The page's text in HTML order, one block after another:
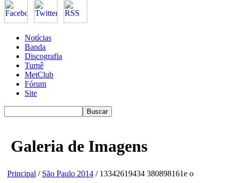
Notícias
Banda
Discografia
Turnê
MetClub
Fórum
Site
Galeria de Imagens
Principal / São Paulo 2014 / 13342619434 380898161e o